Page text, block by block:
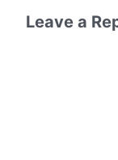
Leave a